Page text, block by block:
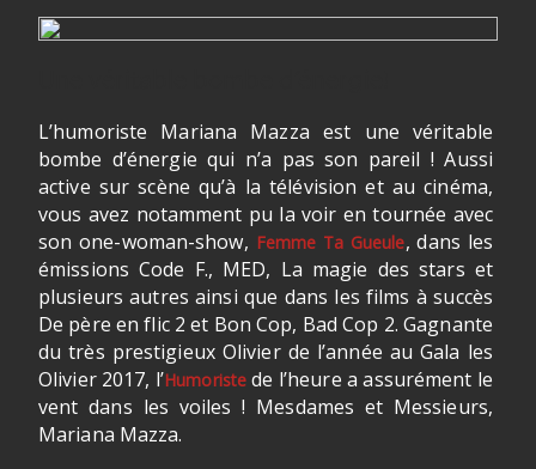
L’humoriste Mariana Mazza est une véritable
bombe d’énergie qui n’a pas son pareil ! Aussi
active sur scène qu’à la télévision et au cinéma,
vous avez notamment pu la voir en tournée avec
son one-woman-show, Femme Ta Gueule, dans les
émissions Code F., MED, La magie des stars et
plusieurs autres ainsi que dans les films à succès
De père en flic 2 et Bon Cop, Bad Cop 2. Gagnante
du très prestigieux Olivier de l’année au Gala les
Olivier 2017, l’Humoriste de l’heure a assurément le
vent dans les voiles ! Mesdames et Messieurs,
Mariana Mazza.